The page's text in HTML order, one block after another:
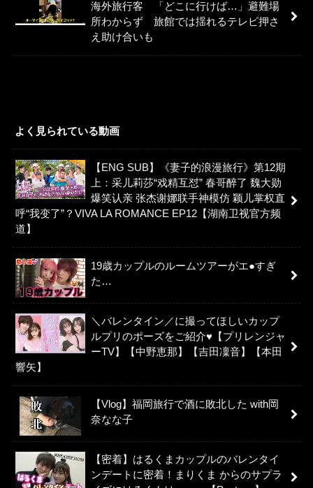
海外旅行客 「どこに行けば…」避難場
所わからず 旅館では揺れるテレビ押さ
え助け合いも
よく見られている動画
【ENG SUB】《妻子的浪漫旅行》第12期
上：采儿莉莎“戏精互怼” 春哥醉了 魏大勋
爆笑认亲 张杰谢娜联手神模仿 颖儿掌权直
呼“我变了”？VIVA LA ROMANCE EP12【湖南卫视官方频
道】
19歳カップルのルームツアーがエ●すぎ
た…
＼バレンタイン／に撮ってほしいカップ
ルプリのポーズをご紹介♥【プリレンジャ
ーTV】【中野恵那】【吉田凜音】【本田
響矢】
【Vlog】福岡旅行で酒に敗北した with岡
奈なな子
【密着】はるくまカップルのバレンタイ
ンデートに密着！まりくま からのサプラ